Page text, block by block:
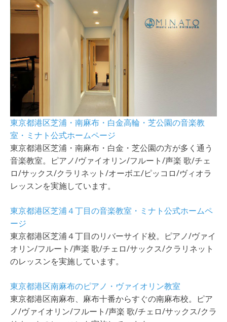
東京都港区芝浦・南麻布・白金高輪・芝公園の音楽教
室・ミナト公式ホームページ
東京都港区芝浦・南麻布・白金・芝公園の方が多く通う
音楽教室。ピアノ/ヴァイオリン/フルート/声楽 歌/チェ
ロ/サックス/クラリネット/オーボエ/ピッコロ/ヴィオラ
レッスンを実施しています。
東京都港区芝浦４丁目の音楽教室・ミナト公式ホームペ
ージ
東京都港区芝浦４丁目のリバーサイド校。ピアノ/ヴァイ
オリン/フルート/声楽 歌/チェロ/サックス/クラリネット
のレッスンを実施しています。
東京都港区南麻布のピアノ・ヴァイオリン教室
東京都港区南麻布、麻布十番からすぐの南麻布校。ピア
ノ/ヴァイオリン/フルート/声楽 歌/チェロ/サックス/クラ